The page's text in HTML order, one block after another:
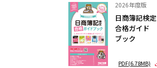
2026年度版
日商簿記検定
合格ガイド
ブック
PDF(6.78MB)